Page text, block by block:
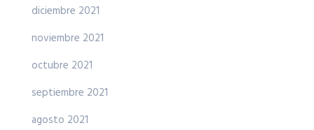
diciembre 2021
noviembre 2021
octubre 2021
septiembre 2021
agosto 2021